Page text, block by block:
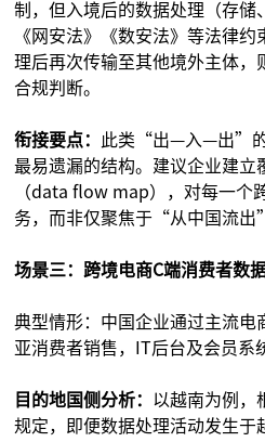
制，但入境后的数据处理（存储
《网安法》《数安法》等法律
理后再次传输至其他境外主体，
合规判断。
衔接要点： 此类“出—入—出”的
最易遗漏的结构。建议企业建立
（data flow map），对每一个
务，而非仅聚焦于“从中国流出
场景三：跨境电商C端消费者数
典型情形：中国企业通过主流电
亚消费者销售，IT后台及会员系
目的地国侧分析： 以越南为例，
规定，即便数据处理活动发生于